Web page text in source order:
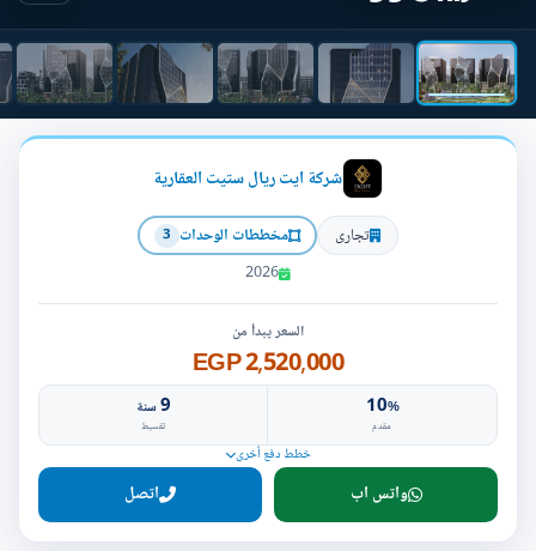
شركة ايت ريال ستيت العقارية
تجارى مخططات الوحدات 3
2026
السعر يبدأ من
2,520,000 EGP
10%
مقدم
9سنة
تقسيط
خطط دفع أخرى
واتس اب اتصل